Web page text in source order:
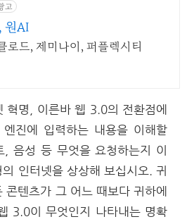
고
원AI
로드, 제미나이, 퍼플렉시티
혁명, 이른바 웹 3.0의 전환점에
진에 입력하는 내용을 이해할
, 음성 등 무엇을 요청하는지 이
인터넷을 상상해 보십시오. 귀
콘텐츠가 그 어느 때보다 귀하에
3.0이 무엇인지 나타내는 명확